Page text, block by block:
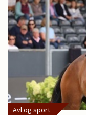
Avl og sport